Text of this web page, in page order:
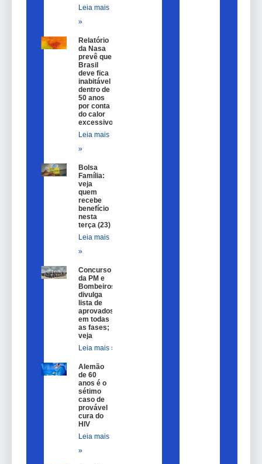
Leia mais
»
Relatório
da Nasa
prevê que
Brasil
deve fica
inabitável
dentro de
50 anos
por conta
do calor
excessivo
Leia mais
»
Bolsa
Família:
veja
quem
recebe
benefício
nesta
terça (23)
Leia mais
»
Concurso
da PM e
Bombeiros
divulga
lista de
aprovados
em todas
as fases;
veja
Leia mais »
Alemão
de 60
anos é o
sétimo
caso de
provável
cura do
HIV
Leia mais
»